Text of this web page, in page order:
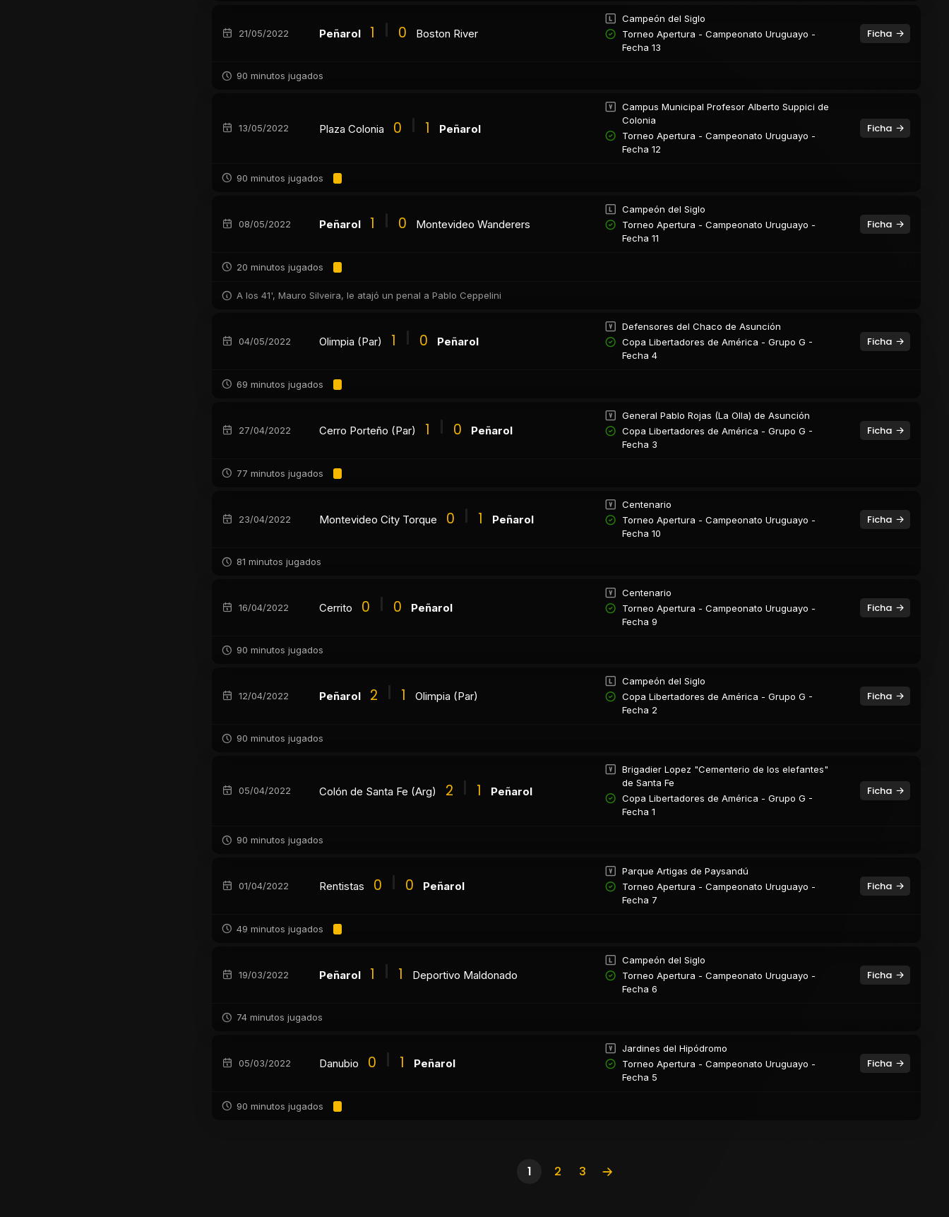
21/05/2022 Peñarol 1 0 Boston River
Campeón del Siglo
Torneo Apertura - Campeonato Uruguayo -
Fecha 13
Ficha
90 minutos jugados
13/05/2022 Plaza Colonia 0 1 Peñarol
Campus Municipal Profesor Alberto Suppici de
Colonia
Torneo Apertura - Campeonato Uruguayo -
Fecha 12
Ficha
90 minutos jugados
08/05/2022 Peñarol 1 0 Montevideo Wanderers
Campeón del Siglo
Torneo Apertura - Campeonato Uruguayo -
Fecha 11
Ficha
20 minutos jugados
A los 41', Mauro Silveira, le atajó un penal a Pablo Ceppelini
04/05/2022 Olimpia (Par) 1 0 Peñarol
Defensores del Chaco de Asunción
Copa Libertadores de América - Grupo G -
Fecha 4
Ficha
69 minutos jugados
27/04/2022 Cerro Porteño (Par) 1 0 Peñarol
General Pablo Rojas (La Olla) de Asunción
Copa Libertadores de América - Grupo G -
Fecha 3
Ficha
77 minutos jugados
23/04/2022 Montevideo City Torque 0 1 Peñarol
Centenario
Torneo Apertura - Campeonato Uruguayo -
Fecha 10
Ficha
81 minutos jugados
16/04/2022 Cerrito 0 0 Peñarol
Centenario
Torneo Apertura - Campeonato Uruguayo -
Fecha 9
Ficha
90 minutos jugados
12/04/2022 Peñarol 2 1 Olimpia (Par)
Campeón del Siglo
Copa Libertadores de América - Grupo G -
Fecha 2
Ficha
90 minutos jugados
05/04/2022 Colón de Santa Fe (Arg) 2 1 Peñarol
Brigadier Lopez "Cementerio de los elefantes"
de Santa Fe
Copa Libertadores de América - Grupo G -
Fecha 1
Ficha
90 minutos jugados
01/04/2022 Rentistas 0 0 Peñarol
Parque Artigas de Paysandú
Torneo Apertura - Campeonato Uruguayo -
Fecha 7
Ficha
49 minutos jugados
19/03/2022 Peñarol 1 1 Deportivo Maldonado
Campeón del Siglo
Torneo Apertura - Campeonato Uruguayo -
Fecha 6
Ficha
74 minutos jugados
05/03/2022 Danubio 0 1 Peñarol
Jardines del Hipódromo
Torneo Apertura - Campeonato Uruguayo -
Fecha 5
Ficha
90 minutos jugados
1 2 3